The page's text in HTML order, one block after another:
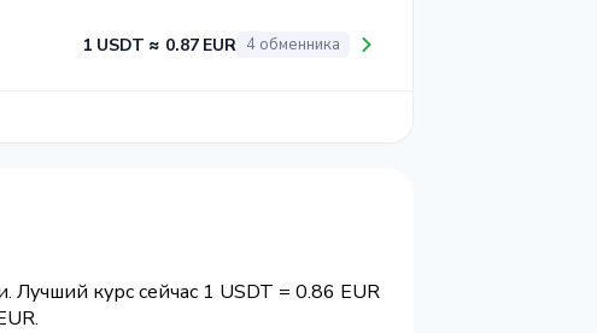
1 USDT ≈ 0.87 EUR 4 обменника
Лучший курс сейчас 1 USDT = 0.86 EUR